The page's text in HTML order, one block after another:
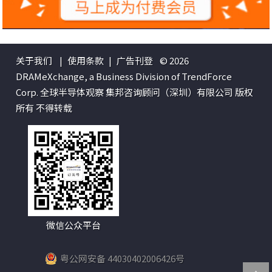
关于我们 | 使用条款 | 广告刊登 © 2026
DRAMeXchange, a Business Division of TrendForce
Corp. 全球半导体观察 集邦咨询顾问（深圳）有限公司 版权
所有 不得转载
微信公众平台
粤公网安备 44030402006426号